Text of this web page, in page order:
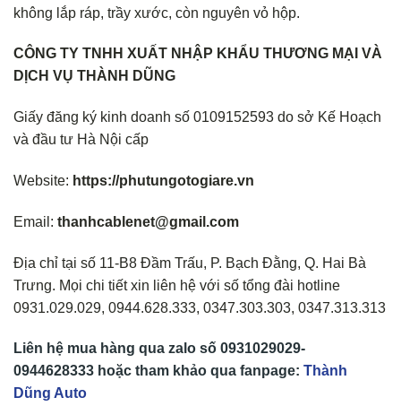
không lắp ráp, trầy xước, còn nguyên vỏ hộp.
CÔNG TY TNHH XUẤT NHẬP KHẨU THƯƠNG MẠI VÀ
DỊCH VỤ THÀNH DŨNG
Giấy đăng ký kinh doanh số 0109152593 do sở Kế Hoạch
và đầu tư Hà Nội cấp
Website: https://phutungotogiare.vn
Email: thanhcablenet@gmail.com
Địa chỉ tại số 11-B8 Đầm Trấu, P. Bạch Đằng, Q. Hai Bà
Trưng. Mọi chi tiết xin liên hệ với số tổng đài hotline
0931.029.029, 0944.628.333, 0347.303.303, 0347.313.313
Liên hệ mua hàng qua zalo số 0931029029-
0944628333 hoặc tham khảo qua fanpage: Thành
Dũng Auto